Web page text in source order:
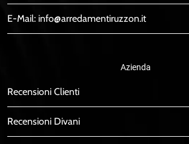
E-Mail: info@arredamentiruzzon.it
Azienda
Recensioni Clienti
Recensioni Divani